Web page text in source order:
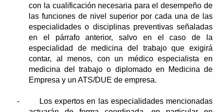
con la cualificación necesaria para el desempeño de
las funciones de nivel superior por cada una de las
especialidades o disciplinas preventivas señaladas
en el párrafo anterior, salvo en el caso de la
especialidad de medicina del trabajo que exigirá
contar, al menos, con un médico especialista en
medicina del trabajo o diplomado en Medicina de
Empresa y un ATS/DUE de empresa.
-
Los expertos en las especialidades mencionadas